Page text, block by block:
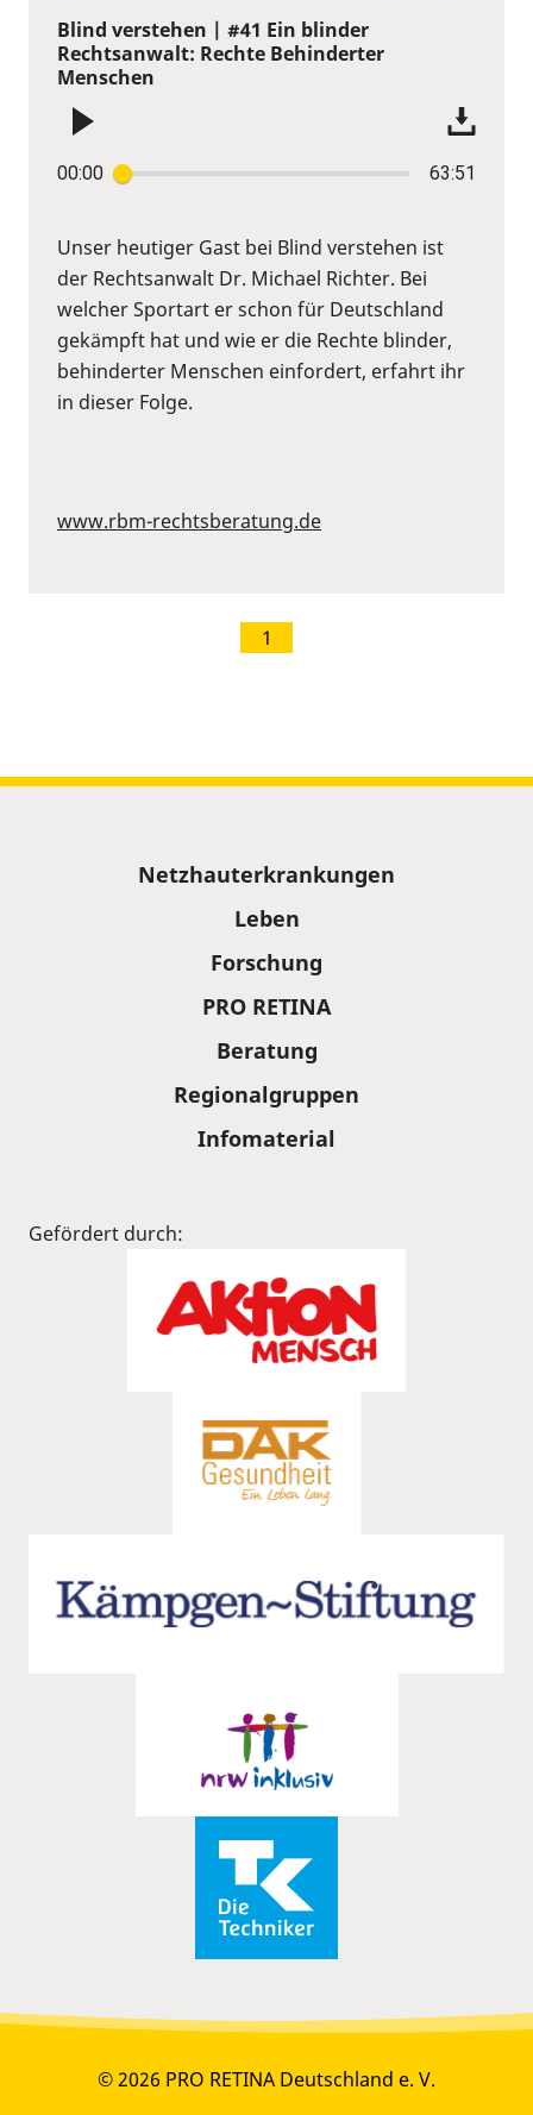
Blind verstehen | #41 Ein blinder
Rechtsanwalt: Rechte Behinderter
Menschen
00:00 63:51
Unser heutiger Gast bei Blind verstehen ist
der Rechtsanwalt Dr. Michael Richter. Bei
welcher Sportart er schon für Deutschland
gekämpft hat und wie er die Rechte blinder,
behinderter Menschen einfordert, erfahrt ihr
in dieser Folge.
www.rbm-rechtsberatung.de
1
Netzhauterkrankungen
Leben
Forschung
PRO RETINA
Beratung
Regionalgruppen
Infomaterial
Gefördert durch:
© 2026 PRO RETINA Deutschland e. V.